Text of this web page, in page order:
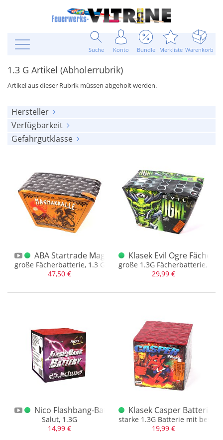
Suche Konto Bundle Merkliste Warenkorb
1.3 G Artikel (Abholerrubrik)
Artikel aus dieser Rubrik müssen abgeholt werden.
Hersteller
alle anzeigen
Argento Feuerwerk
El Gato(3)
Funke Feuerwerk(57)
Jorge(10)
Klasek(4)
Riakeo Feuerwerk(15)
Startrade (ABA)(6)
Zena(3)
Verfügbarkeit
alle anzeigen
ausverkauft(20)
Gefahrgutklasse
keine(2)
1.4G (UN 0336)(1)
1.3G (UN 0335)(116)
ABA Startrade Magmakralle 1.3G Abholerartikel
große Fächerbatterie, 1.3 G Artikel, nur für Abholer
47,50 €
Klasek Evil Ogre
große 1.3G Fächerbatterie,
29,99 €
Nico Flashbang-Batterie Salut 1.3G
Salut, 1.3G
14,99 €
Klasek Casper Batterie
starke 1.3G Batterie mit
19,99 €